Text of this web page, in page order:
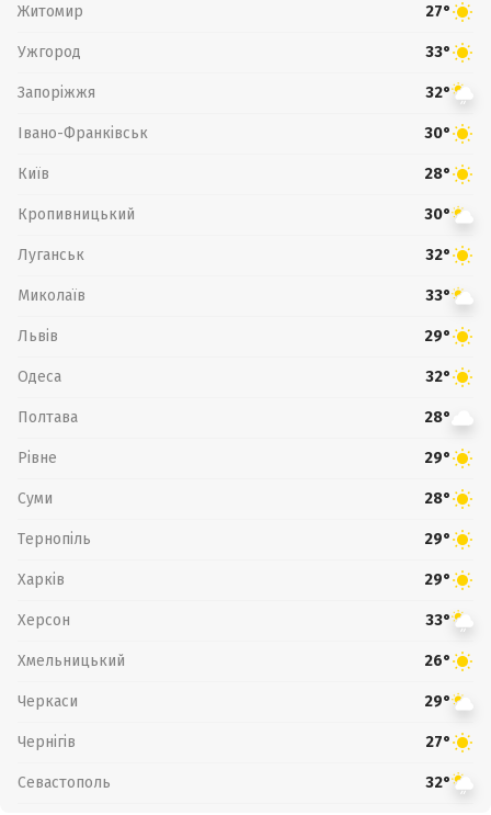
Житомир 27°
Ужгород 33°
Запоріжжя 32°
Івано-Франківськ 30°
Київ 28°
Кропивницький 30°
Луганськ 32°
Миколаїв 33°
Львів 29°
Одеса 32°
Полтава 28°
Рівне 29°
Суми 28°
Тернопіль 29°
Харків 29°
Херсон 33°
Хмельницький 26°
Черкаси 29°
Чернігів 27°
Севастополь 32°